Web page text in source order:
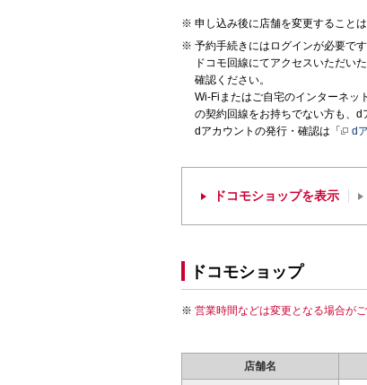
申し込み後に店舗を変更することは
予約手続きにはログインが必要です
ドコモ回線にてアクセスいただい
確認ください。
Wi-Fiまたはご自宅のインターネッ
の契約回線をお持ちでない方も、d
dアカウントの発行・確認は「
d
ドコモショップを表示
ドコモショップ
営業時間などは変更となる場合が
店舗名